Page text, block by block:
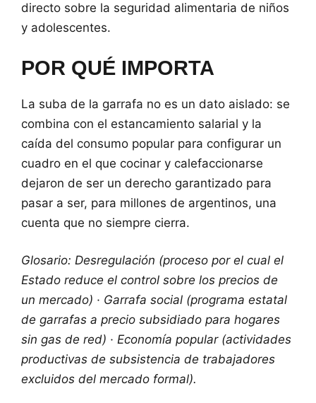
directo sobre la seguridad alimentaria de niños
y adolescentes.
POR QUÉ IMPORTA
La suba de la garrafa no es un dato aislado: se
combina con el estancamiento salarial y la
caída del consumo popular para configurar un
cuadro en el que cocinar y calefaccionarse
dejaron de ser un derecho garantizado para
pasar a ser, para millones de argentinos, una
cuenta que no siempre cierra.
Glosario: Desregulación (proceso por el cual el
Estado reduce el control sobre los precios de
un mercado) · Garrafa social (programa estatal
de garrafas a precio subsidiado para hogares
sin gas de red) · Economía popular (actividades
productivas de subsistencia de trabajadores
excluidos del mercado formal).